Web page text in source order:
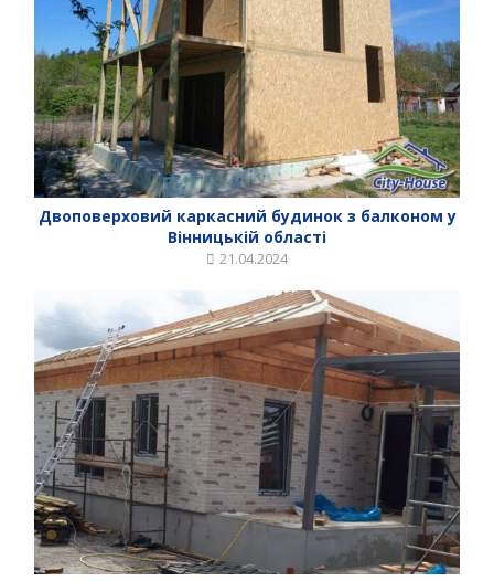
Двоповерховий каркасний будинок з балконом у
Вінницькій області
21.04.2024